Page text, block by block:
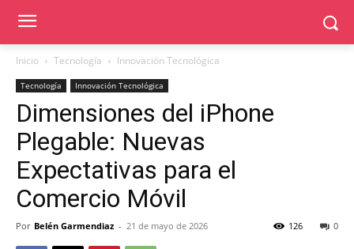
Inicio Tecnología Innovación Tecnológica
Tecnología Innovación Tecnológica
Dimensiones del iPhone
Plegable: Nuevas
Expectativas para el
Comercio Móvil
Por Belén Garmendiaz - 21 de mayo de 2026 0
126